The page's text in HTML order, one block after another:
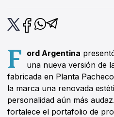
F ord Argentina
una nueva versión de
fabricada en Planta
la marca una renovada
personalidad aún más
fortalece el portafolio de